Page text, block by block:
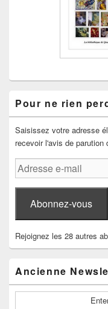
Pour ne rien
Saisissez votre adresse
recevoir l'avis de parution
Adresse
e-
mail
Abonnez-vous
Rejoignez les 28 autres
Ancienne